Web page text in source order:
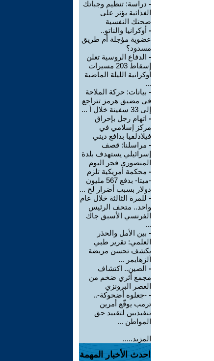
- دراسة: تنظيم وجباتك
الغذائية يؤثر على
صحتك النفسية
- أوكرانيا والناتو..
عضوية مؤجلة أم طريق
مسدود؟
- الدفاع الروسية تعلن
إسقاط 203 مسيرات
أوكرانية الليلة الماضية
...
- بيانات: حركة الملاحة
في مضيق هرمز تتراجع
إلى 33 سفينة خلال أ ...
- اتهام رجل بإحراق
مركز إسلامي في
فيلادلفيا بدافع ديني
- مراسلنا: قصف
إسرائيلي يستهدف بلدة
المنصوري فجر اليوم
- محكمة أمريكية تلزم
-ميتا- بدفع 567 مليون
دولار بسبب أضرار لح ...
- للمرة الثالثة خلال عام
واحد.. متحف الرئيس
الفرنسي الأسبق جاك
...
- بين الأمل والحذر
العلمي: تقرير طبي
يكشف تحسن مريضة
ألزهايمر ...
- الصين.. اكتشاف
مجمع أثري ضخم من
العصر البرونزي
- -جعلوه أضحوكة-..
ترمب يوقّع أمرين
تنفيذيين لتقييد حق
المواطن ...
المزيد.....
احدث الأخبار المهمة